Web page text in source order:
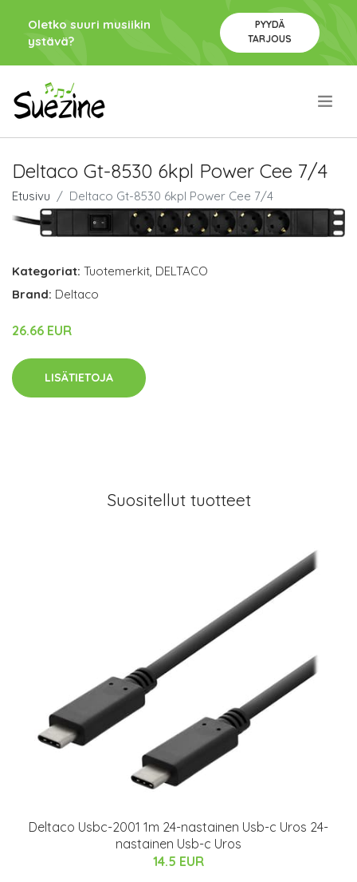
Oletko suuri musiikin
ystävä?
PYYDÄ
TARJOUS
Deltaco Gt-8530 6kpl Power Cee 7/4
Etusivu Deltaco Gt-8530 6kpl Power Cee 7/4
Kategoriat: Tuotemerkit, DELTACO
Brand: Deltaco
26.66 EUR
LISÄTIETOJA
Suositellut tuotteet
Deltaco Usbc-2001 1m 24-nastainen Usb-c Uros 24-
nastainen Usb-c Uros
14.5 EUR